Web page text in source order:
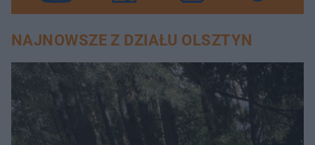
NAJNOWSZE Z DZIAŁU OLSZTYN